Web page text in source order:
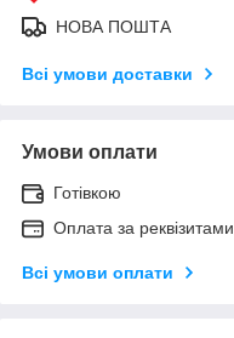
НОВА ПОШТА
Всі умови доставки
Умови оплати
Готівкою
Оплата за реквізитами
Всі умови оплати